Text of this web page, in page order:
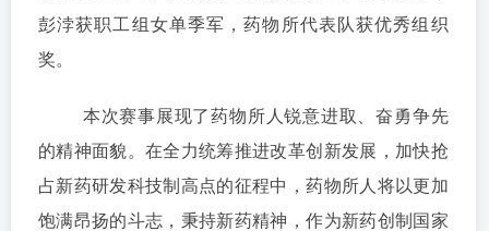
彭浡获职工组女单季军，药物所代表队获优秀组织
奖。
本次赛事展现了药物所人锐意进取、奋勇争先
的精神面貌。在全力统筹推进改革创新发展，加快抢
占新药研发科技制高点的征程中，药物所人将以更加
饱满昂扬的斗志，秉持新药精神，作为新药创制国家